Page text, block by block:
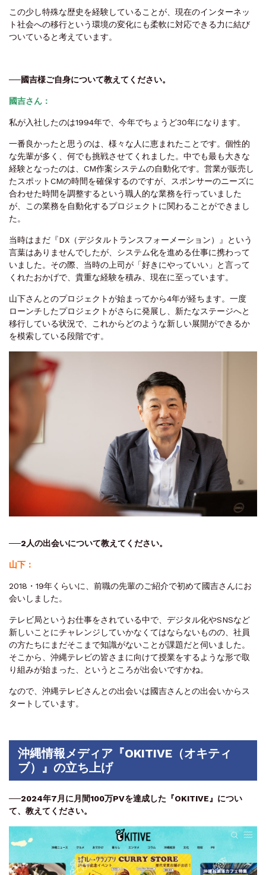
この少し特殊な歴史を経験していることが、現在のインターネッ
ト社会への移行という環境の変化にも柔軟に対応できる力に結び
ついていると考えています。
──國吉様ご自身について教えてください。
國吉さん ：
私が入社したのは1994年で、今年でちょうど30年になります。
一番良かったと思うのは、様々な人に恵まれたことです。個性的
な先輩が多く、何でも挑戦させてくれました。中でも最も大きな
経験となったのは、CM作案システムの自動化です。営業が販売し
たスポットCMの時間を確保するのですが、スポンサーのニーズに
合わせた時間を調整するという職人的な業務を行っていました
が、この業務を自動化するプロジェクトに関わることができまし
た。
当時はまだ『DX（デジタルトランスフォーメーション）』という
言葉はありませんでしたが、システム化を進める仕事に携わって
いました。その際、当時の上司が「好きにやっていい」と言って
くれたおかげで、貴重な経験を積み、現在に至っています。
山下さんとのプロジェクトが始まってから4年が経ちます。一度
ローンチしたプロジェクトがさらに発展し、新たなステージへと
移行している状況で、これからどのような新しい展開ができるか
を模索している段階です。
──2人の出会いについて教えてください。
山下：
2018・19年くらいに、前職の先輩のご紹介で初めて國吉さんにお
会いしました。
テレビ局というお仕事をされている中で、デジタル化やSNSなど
新しいことにチャレンジしていかなくてはならないものの、社員
の方たちにまだそこまで知識がないことが課題だと伺いました。
そこから、沖縄テレビの皆さまに向けて授業をするような形で取
り組みが始まった、というところが出会いですかね。
なので、沖縄テレビさんとの出会いは國吉さんとの出会いからス
タートしています。
沖縄情報メディア『OKITIVE（オキティ
ブ）』の立ち上げ
──2024年7月に月間100万PVを達成した『OKITIVE』につい
て、教えてください。